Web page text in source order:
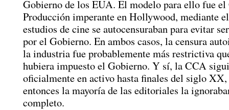
Gobierno de los EUA. El modelo para ello fue el
Producción imperante en Hollywood, mediante
estudios de cine se autocensuraban para evitar
por el Gobierno. En ambos casos, la censura
la industria fue probablemente más restrictiva
hubiera impuesto el Gobierno. Y sí, la CCA
oficialmente en activo hasta finales del siglo XX,
entonces la mayoría de las editoriales la
completo.